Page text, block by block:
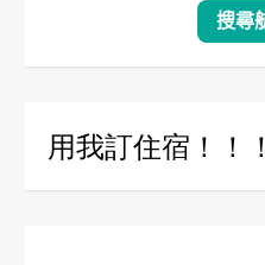
用我訂住宿！！！